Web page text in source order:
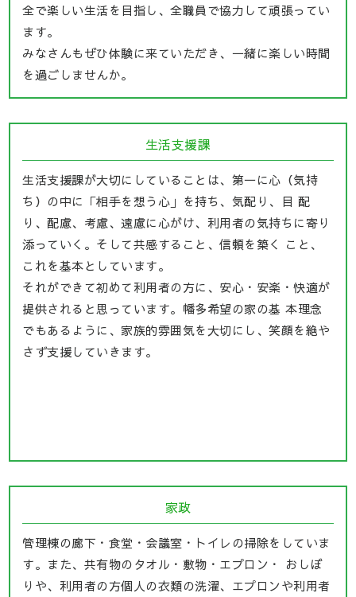
全で楽しい生活を目指し、全職員で協力して頑張ってい
ます。
みなさんもぜひ体験に来ていただき、一緒に楽しい時間
を過ごしませんか。
生活支援課
生活支援課が大切にしていることは、第一に心（気持
ち）の中に「相手を想う心」を持ち、気配り、目 配
り、配慮、考慮、遠慮に心がけ、利用者の気持ちに寄り
添っていく。そして共感すること、信頼を築く こと、
これを基本としています。
それができて初めて利用者の方に、安心・安楽・快適が
提供されると思っています。幡多希望の家の基 本理念
でもあるように、家族的雰囲気を大切にし、笑顔を絶や
さず支援していきます。
家政
管理棟の廊下・食堂・会議室・トイレの掃除をしていま
す。また、共有物のタオル・敷物・エプロン・ おしぼ
りや、利用者の方個人の衣類の洗濯、エプロンや利用者